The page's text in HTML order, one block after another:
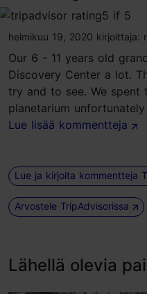
tripadvisor rating 5 of 5
helmikuu 19, 2020 kirjoittaja:
Our 6 - 11 years old
Discovery Center a lot.
try and to see. We
planetarium
Lue lisää kommentteja
Lue ja kirjoita kommentteja
Arvostele TripAdvisorissa
Lähellä olevia